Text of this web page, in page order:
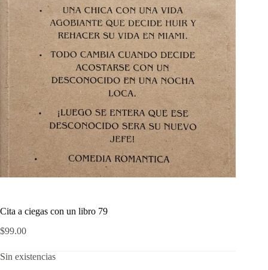
Cita a ciegas con un libro 79
$99.00
Sin existencias